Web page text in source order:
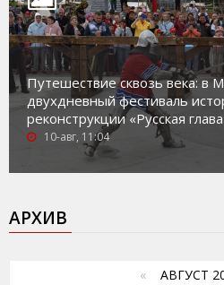
Путешествие сквозь века: в
двухдневный фестиваль
реконструкции «Русская
10-авг, 11:04
АРХИВ
« АВГУСТ